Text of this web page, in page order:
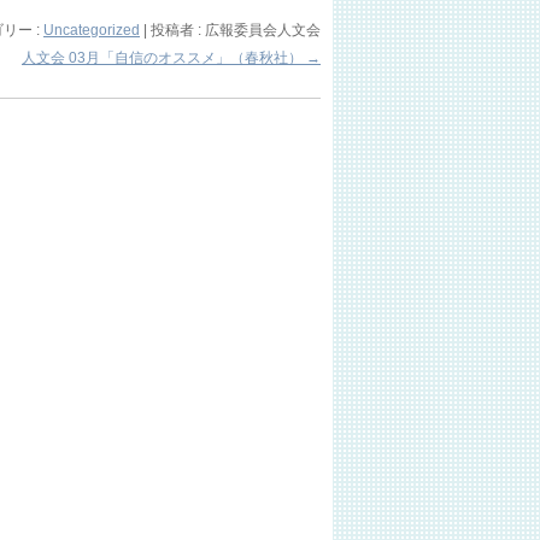
リー : Uncategorized
投稿者 : 広報委員会人文会
人文会 03月「自信のオススメ」（春秋社）
→